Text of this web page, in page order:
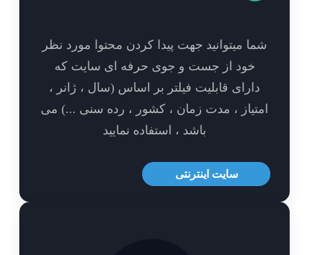
میتوانید جهت پیدا کردن محتوا مورد نظر
خود از جست و جوی حرفه ای سایت که
دارای قابلیت فیلتر بر اساس (سال ، ژانر ،
، مدت زمان ، کشور ، رده سنی ...) می
باشد ، استفاده نمایید
سایت اینترنتی